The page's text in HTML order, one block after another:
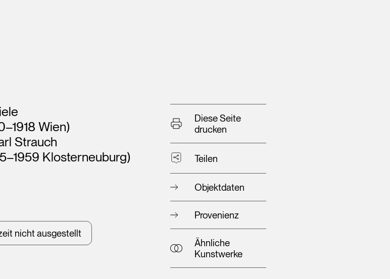
Wien)
Strauch
Klosterneuburg)
nicht ausgestellt
Diese Seite
drucken
Teilen
Objektdaten
Provenienz
Ähnliche
Kunstwerke